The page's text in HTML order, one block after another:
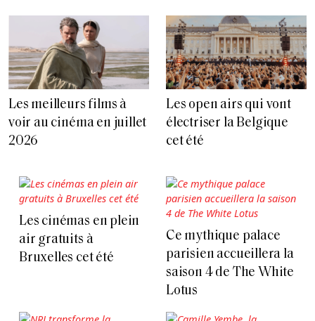
Les meilleurs films à
voir au cinéma en juillet
2026
Les open airs qui vont
électriser la Belgique
cet été
Les cinémas en plein
air gratuits à
Bruxelles cet été
Ce mythique palace
parisien accueillera la
saison 4 de The White
Lotus